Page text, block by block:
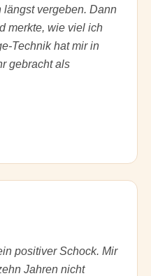
längst vergeben. Dann
merkte, wie viel ich
Technik hat mir in
gebracht als
positiver Schock. Mir
Jahren nicht